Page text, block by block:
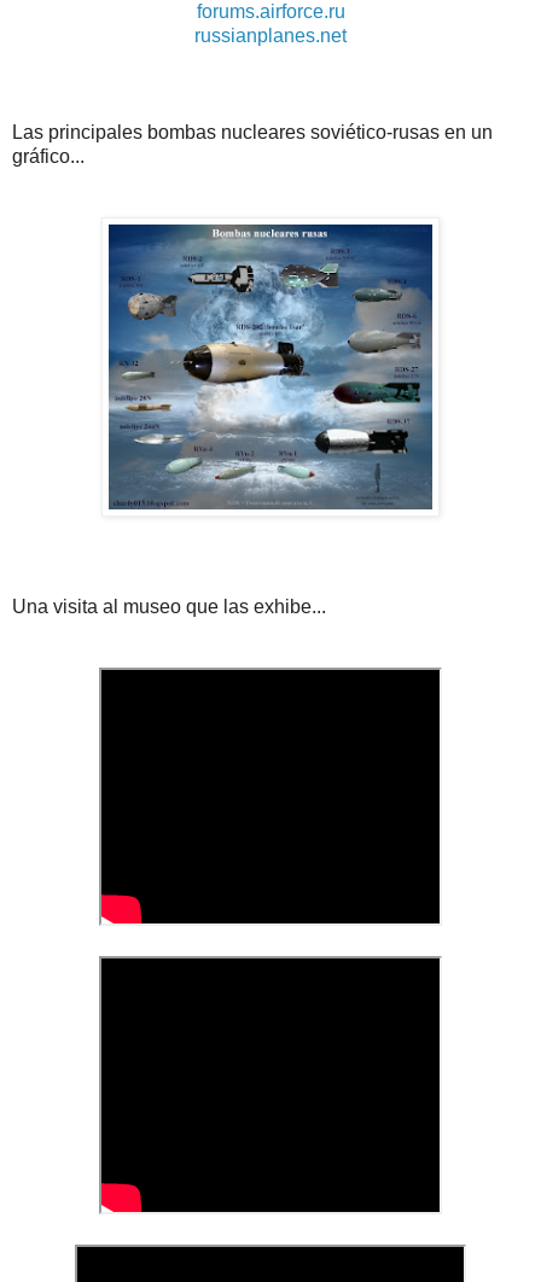
forums.airforce.ru
russianplanes.net
Las principales bombas nucleares soviético-rusas en un
gráfico...
Una visita al museo que las exhibe...